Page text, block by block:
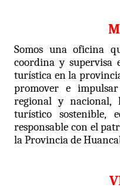
Somos una oficina
coordina y supervisa
turística en la
promover e
regional y nacional,
turístico sostenible,
responsable con el
la Provincia de